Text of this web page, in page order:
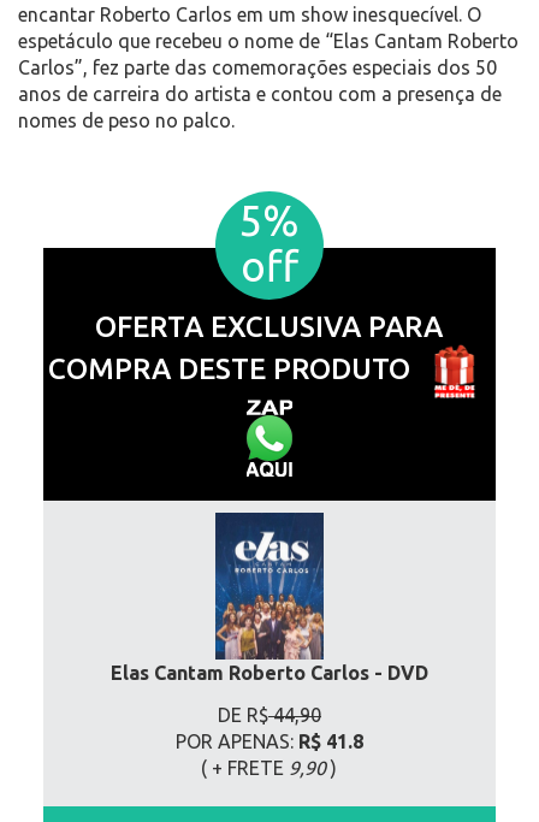
encantar Roberto Carlos em um show inesquecível. O
espetáculo que recebeu o nome de “Elas Cantam Roberto
Carlos”, fez parte das comemorações especiais dos 50
anos de carreira do artista e contou com a presença de
nomes de peso no palco.
5%
off
OFERTA EXCLUSIVA PARA
COMPRA DESTE PRODUTO
Elas Cantam Roberto Carlos - DVD
DE R$44,90
POR APENAS:R$ 41.8
( + FRETE 9,90)